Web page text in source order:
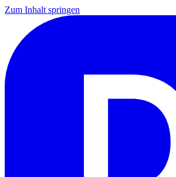
Zum Inhalt springen